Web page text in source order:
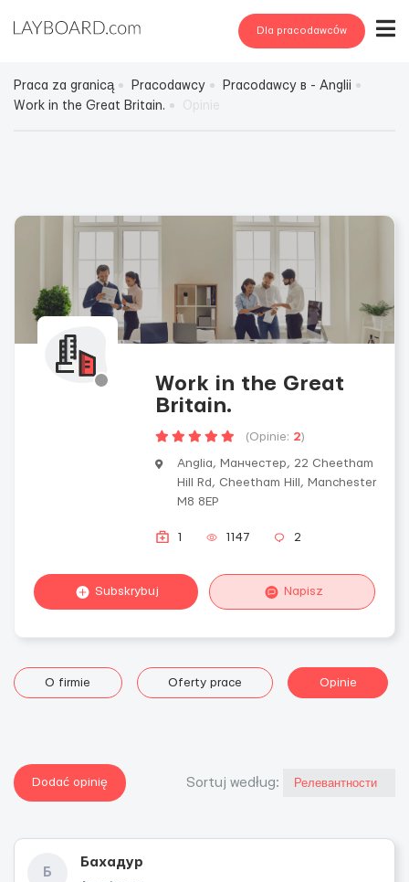
Dla pracodawców
Praca za granicą Pracodawcy
Pracodawcy в - Anglii
Work in the Great Britain.
Work in the Great
Britain.
(Opinie: 2)
Anglia, Манчестер, 22 Cheetham
Hill Rd, Cheetham Hill, Manchester
M8 8EP
1 1147 2
Subskrybuj Napisz
O firmie Oferty prace Opinie
Dodać opinię Sortuj według:
Б
Бахадур